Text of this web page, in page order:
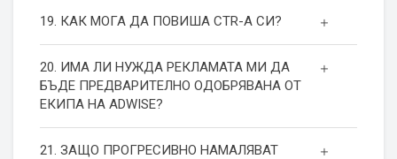
19. КАК МОГА ДА ПОВИША СТR-А СИ?
20. ИМА ЛИ НУЖДА РЕКЛАМАТА МИ ДА
БЪДЕ ПРЕДВАРИТЕЛНО ОДОБРЯВАНА ОТ
ЕКИПА НА ADWISE?
21. ЗАЩО ПРОГРЕСИВНО НАМАЛЯВАТ